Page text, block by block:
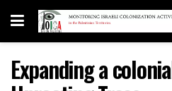
Expanding a